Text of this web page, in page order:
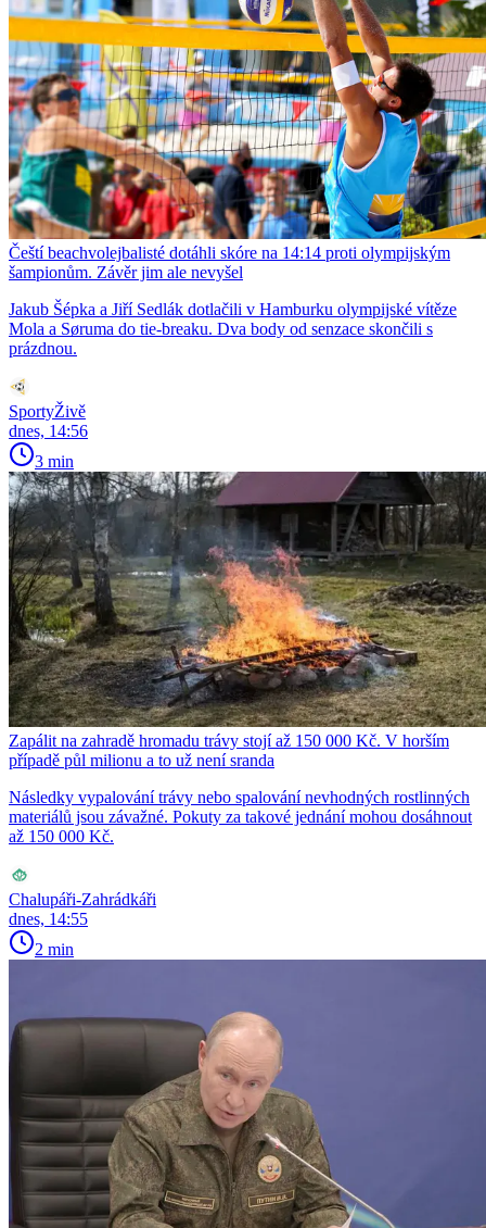
Čeští beachvolejbalisté dotáhli skóre na 14:14 proti olympijským
šampionům. Závěr jim ale nevyšel
Jakub Šépka a Jiří Sedlák dotlačili v Hamburku olympijské vítěze
Mola a Søruma do tie-breaku. Dva body od senzace skončili s
prázdnou.
SportyŽivě
dnes, 14:56
3 min
Zapálit na zahradě hromadu trávy stojí až 150 000 Kč. V horším
případě půl milionu a to už není sranda
Následky vypalování trávy nebo spalování nevhodných rostlinných
materiálů jsou závažné. Pokuty za takové jednání mohou dosáhnout
až 150 000 Kč.
Chalupáři-Zahrádkáři
dnes, 14:55
2 min